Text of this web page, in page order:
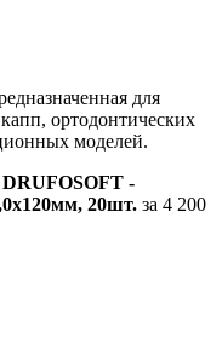
для
ортодонтических
моделей.
DRUFOSOFT -
20шт. за 4 200